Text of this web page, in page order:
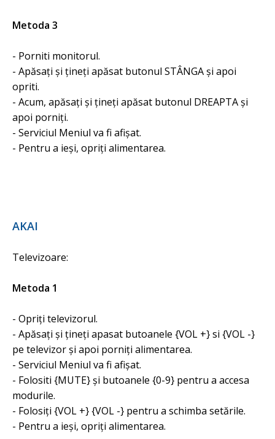
Metoda 3
- Porniti monitorul.
- Apăsați și țineți apăsat butonul STÂNGA și apoi
opriti.
- Acum, apăsați și țineți apăsat butonul DREAPTA și
apoi porniți.
- Serviciul Meniul va fi afișat.
- Pentru a ieși, opriți alimentarea.
AKAI
Televizoare:
Metoda 1
- Opriți televizorul.
- Apăsați și țineți apasat butoanele {VOL ​​+} si {VOL ​​-}
pe televizor și apoi porniți alimentarea.
- Serviciul Meniul va fi afișat.
- Folositi {MUTE} și butoanele {0-9} pentru a accesa
modurile.
- Folosiți {VOL ​​+} {VOL ​​-} pentru a schimba setările.
- Pentru a ieși, opriți alimentarea.